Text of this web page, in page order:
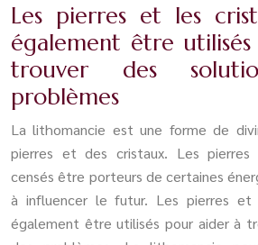
Les pierres et les
également être
trouver des
problèmes
La lithomancie est une forme de
pierres et des cristaux. Les
censés être porteurs de certaines
à influencer le futur. Les pierres et
également être utilisés pour aider à